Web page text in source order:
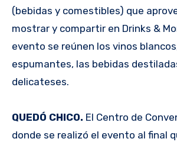
(bebidas y comestibles) que
mostrar y compartir en Drinks &
evento se reúnen los vinos
espumantes, las bebidas
delicateses.
QUEDÓ CHICO. El Centro de
donde se realizó el evento al final